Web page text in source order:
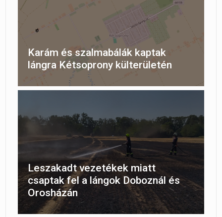
Karám és szalmabálák kaptak
lángra Kétsoprony külterületén
Leszakadt vezetékek miatt
csaptak fel a lángok Doboznál és
Orosházán